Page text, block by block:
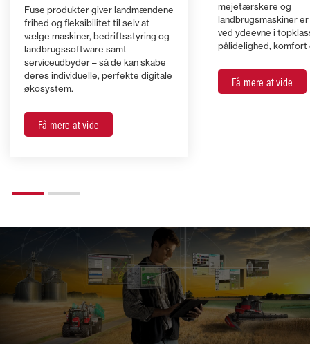
Fuse produkter giver landmændene
frihed og fleksibilitet til selv at
vælge maskiner, bedriftsstyring og
landbrugssoftware samt
serviceudbyder – så de kan skabe
deres individuelle, perfekte digitale
økosystem.
Få mere at vide
mejetærskere og
landbrugsmaskiner
ved ydeevne i
pålidelighed, komfort
Få mere at vide